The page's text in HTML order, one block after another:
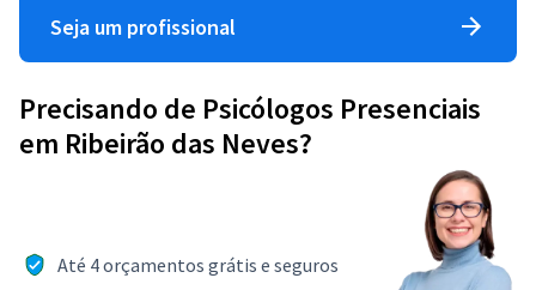
Seja um profissional
Precisando de Psicólogos Presenciais
em Ribeirão das Neves?
Até 4 orçamentos grátis e seguros